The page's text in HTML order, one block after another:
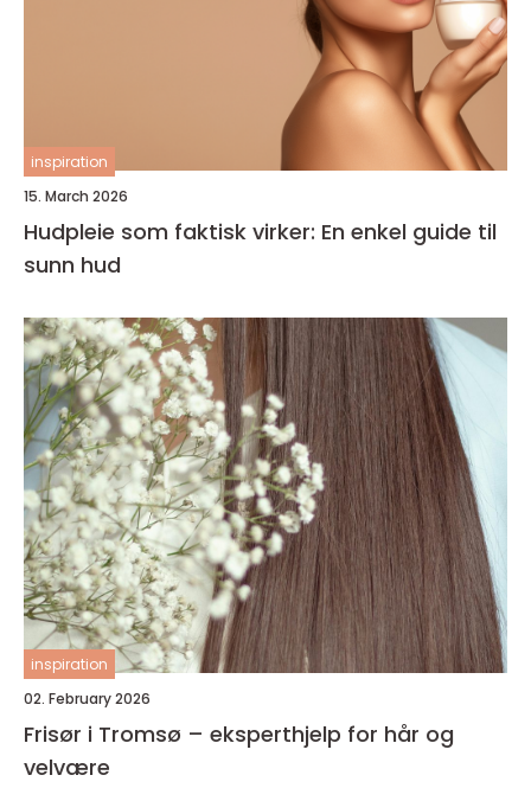
inspiration
15. March 2026
Hudpleie som faktisk virker: En enkel guide til
sunn hud
inspiration
02. February 2026
Frisør i Tromsø – eksperthjelp for hår og
velvære